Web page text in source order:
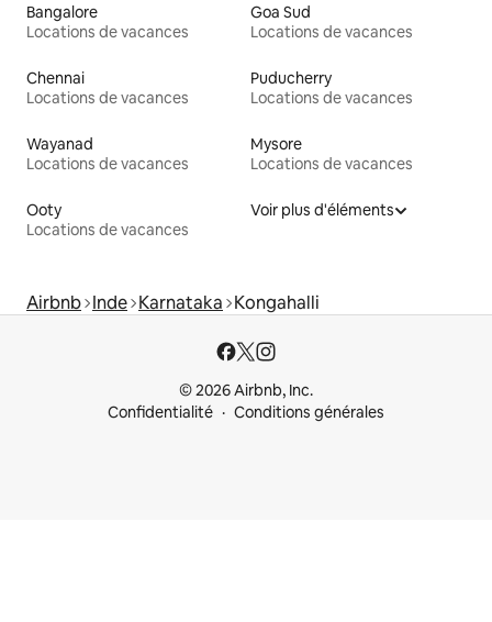
Bangalore
Locations de vacances
Goa Sud
Locations de vacances
Chennai
Locations de vacances
Puducherry
Locations de vacances
Wayanad
Locations de vacances
Mysore
Locations de vacances
Ooty
Locations de vacances
Voir plus d'éléments
Airbnb Inde Karnataka Kongahalli
© 2026 Airbnb, Inc.
Confidentialité
Conditions générales